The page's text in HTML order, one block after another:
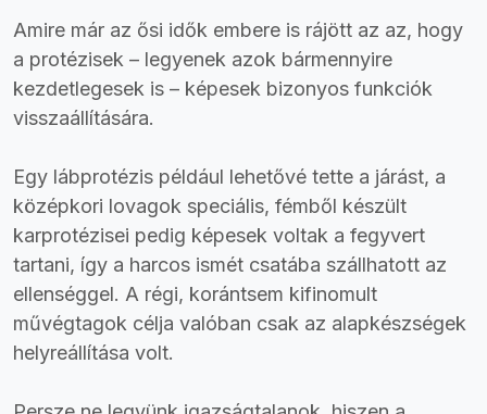
Amire már az ősi idők embere is rájött az az, hogy
a protézisek – legyenek azok bármennyire
kezdetlegesek is – képesek bizonyos funkciók
visszaállítására.
Egy lábprotézis például lehetővé tette a járást, a
középkori lovagok speciális, fémből készült
karprotézisei pedig képesek voltak a fegyvert
tartani, így a harcos ismét csatába szállhatott az
ellenséggel. A régi, korántsem kifinomult
művégtagok célja valóban csak az alapkészségek
helyreállítása volt.